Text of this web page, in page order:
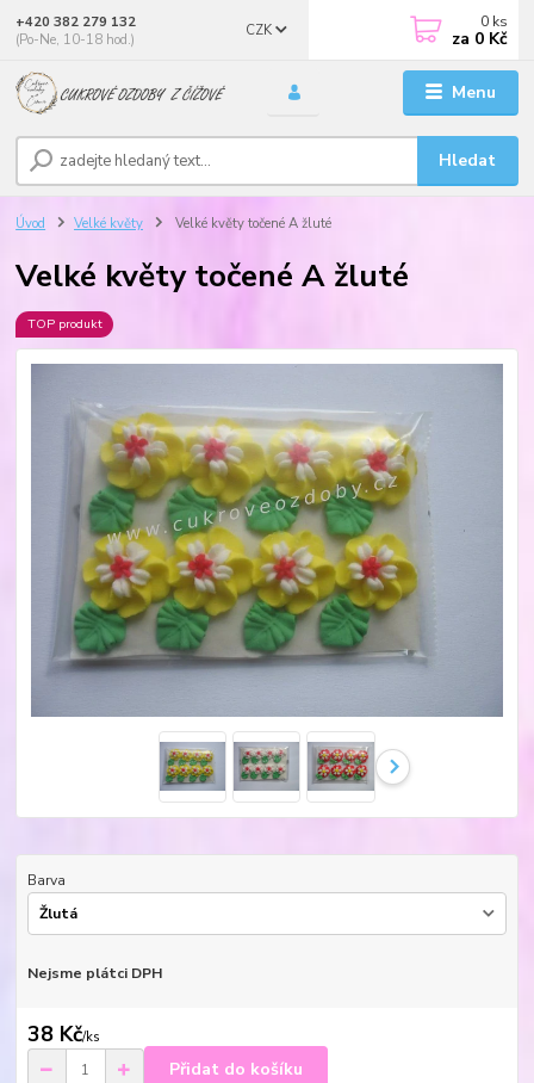
Menu
CZK
Hledat
+420 382 279 132
(Po-Ne, 10-18 hod.)
0 ks
za 0 Kč
Úvod Velké květy Velké květy točené A žluté
Velké květy točené A žluté
TOP produkt
Barva
Nejsme plátci DPH
38 Kč/ks
Přidat do košíku